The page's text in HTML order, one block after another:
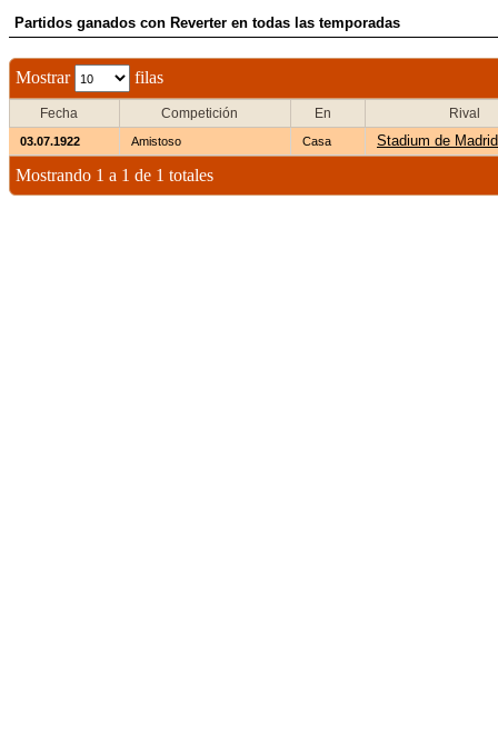
Partidos ganados con Reverter en todas las temporadas
Mostrar filas
Fecha Competición En Rival
03.07.1922 Amistoso Casa Stadium de Madrid
Mostrando 1 a 1 de 1 totales